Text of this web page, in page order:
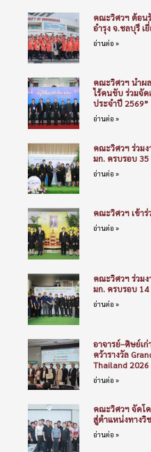
คณะวิศวฯ ต้อน
อำรุง จ.ชลบุรี
อ่านต่อ »
คณะวิศวฯ นำผ
ไร้คนขับ ร่วมจั
ประจำปี 2569”
อ่านต่อ »
คณะวิศวฯ ร่วม
มก. ครบรอบ 35
อ่านต่อ »
คณะวิศวฯ เข้า
อ่านต่อ »
คณะวิศวฯ ร่วม
มก. ครบรอบ 14
อ่านต่อ »
อาจารย์–ศิษย์เ
คว้ารางวัล
Thailand 2026
อ่านต่อ »
คณะวิศวฯ จัดโ
สู่ตำแหน่งทางวิ
อ่านต่อ »